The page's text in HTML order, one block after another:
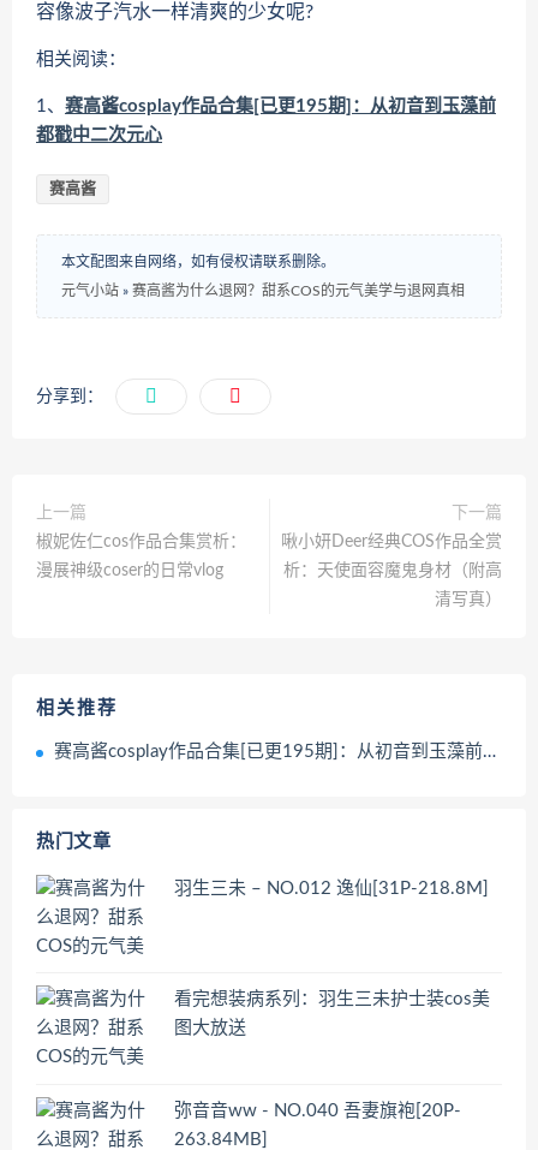
容像波子汽水一样清爽的少女呢?
相关阅读：
1、 赛高酱cosplay作品合集[已更195期]：从初音到玉藻前
都戳中二次元心
赛高酱
本文配图来自网络，如有侵权请联系删除。
元气小站 » 赛高酱为什么退网？甜系COS的元气美学与退网真相
分享到：
上一篇
椒妮佐仁cos作品合集赏析​​：
漫展神级coser的日常vlog
下一篇
啾小妍Deer经典COS作品全赏
析：天使面容魔鬼身材（附高
清写真）
相关推荐
赛高酱cosplay作品合集[已更195期]：从初音到玉藻前都戳中二次元心
热门文章
羽生三未 – NO.012 逸仙[31P-218.8M]
看完想装病系列：羽生三未护士装cos美
图大放送
弥音音ww - NO.040 吾妻旗袍[20P-
263.84MB]